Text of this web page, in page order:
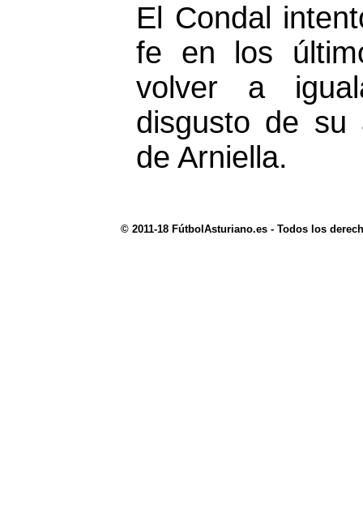
El Condal
fe en los
volver a
disgusto de
de Arniella.
© 2011-18 FútbolAsturiano.es - Todos los